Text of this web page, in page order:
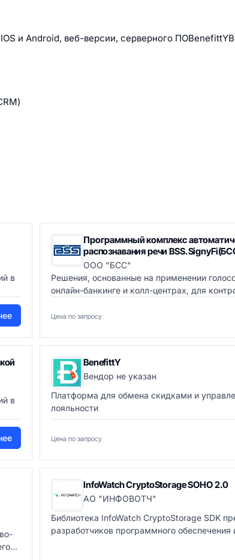
и Android, веб-версии, серверного
в
Программный комплекс
распознавания речи
ООО "БСС"
Решения, основанные на применении
онлайн-банкинге и колл-центрах, для
Цена по запросу
в
BenefittY
Вендор не указан
Платформа для обмена скидками и
лояльности
Цена по запросу
InfoWatch CryptoStorage SОНО 2.0
АО "ИНФОВОТЧ"
Библиотека InfoWatch CryptoStorage SDK
разработчиков программного